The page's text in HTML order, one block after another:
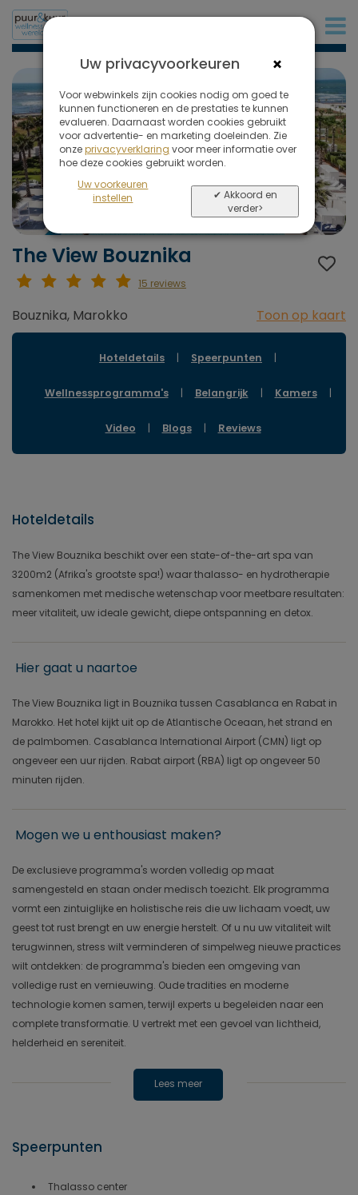
The View Bouznika
15 reviews
Bouznika, Marokko Toon op kaart
Hoteldetails | Speerpunten |
Wellnessprogramma's | Belangrijk | Kamers |
Video | Blogs | Reviews
Hoteldetails
The View Bouznika beschikt over een state-of-the-art spa van
3200m2 (Afrika's grootste spa!) waar thalasso- en hydrotherapie
samenkomen met medische wetenschap voor meetbare resultaten:
meer vitaliteit, uw ideale gewicht, diepe ontspanning en detox.
Hier gaat u naartoe
The View Bouznika ligt in Bouznika tussen Casablanca en Rabat in
Marokko. Het hotel kijkt uit op de Atlantische Oceaan, het strand en
de palmbomen. Casablanca International Airport (CMN) ligt op
ongeveer een uur rijden. Rabat airport (RBA) ligt op ongeveer 50
minuten rijden.
Mogen we u enthousiast maken?
De exclusieve programma's worden volledig op maat
samengesteld en staan onder medisch toezicht. Elk programma
vormt een zintuiglijke en holistische reis die uw lichaam voedt, uw
geest tot rust brengt en uw energie herstelt. Of u nu uw vitaliteit wilt
terugwinnen, stress wilt verminderen of simpelweg nieuwe practices
wilt ontdekken: de programma's bieden een omgeving van
volledige rust en vernieuwing. Oude tradities en moderne
technologie komen samen, terwijl experts u begeleiden naar een
complete transformatie. U vertrekt met een gevoel van lichtheid,
helderheid en sereniteit.
Lees meer
Speerpunten
Thalasso center
×
Uw privacyvoorkeuren
Voor webwinkels zijn cookies nodig om goed te
kunnen functioneren en de prestaties te kunnen
evalueren. Daarnaast worden cookies gebruikt
voor advertentie- en marketing doeleinden. Zie
onzeprivacyverklaring voor meer informatie over
hoe deze cookies gebruikt worden.
Uw voorkeuren
instellen
✔ Akkoord en
verder>